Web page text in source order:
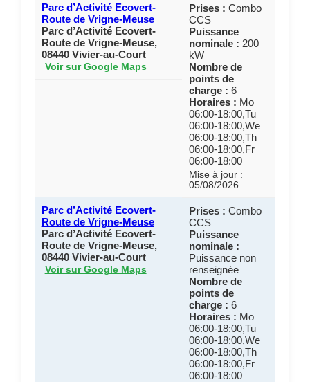
Parc d’Activité Ecovert-
Route de Vrigne-Meuse
Parc d’Activité Ecovert-
Route de Vrigne-Meuse,
08440 Vivier-au-Court
Voir sur Google Maps
Prises : Combo
CCS
Puissance
nominale : 200
kW
Nombre de
points de
charge : 6
Horaires : Mo
06:00-18:00,Tu
06:00-18:00,We
06:00-18:00,Th
06:00-18:00,Fr
06:00-18:00
Mise à jour :
05/08/2026
Parc d’Activité Ecovert-
Route de Vrigne-Meuse
Parc d’Activité Ecovert-
Route de Vrigne-Meuse,
08440 Vivier-au-Court
Voir sur Google Maps
Prises : Combo
CCS
Puissance
nominale :
Puissance non
renseignée
Nombre de
points de
charge : 6
Horaires : Mo
06:00-18:00,Tu
06:00-18:00,We
06:00-18:00,Th
06:00-18:00,Fr
06:00-18:00